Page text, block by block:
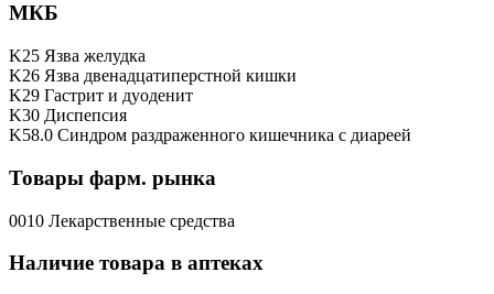
МКБ
K25 Язва желудка
K26 Язва двенадцатиперстной кишки
K29 Гастрит и дуоденит
K30 Диспепсия
K58.0 Синдром раздраженного кишечника с диареей
Товары фарм. рынка
0010 Лекарственные средства
Наличие товара в аптеках